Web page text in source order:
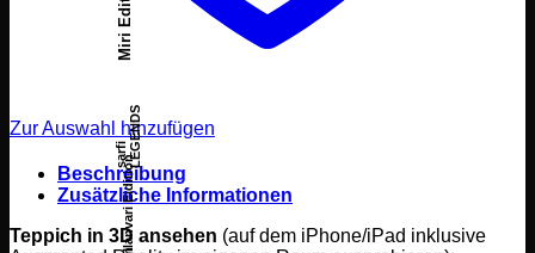
Miri Edition
sarfiLEGENDS
Zollanvari Eidition
Zur Auswahl hinzufügen
Beschreibung
Zusätzliche Informationen
Teppich in 3D ansehen (auf dem iPhone/iPad inklusive